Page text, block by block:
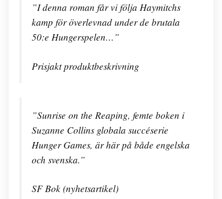
”I denna roman får vi följa Haymitchs
kamp för överlevnad under de brutala
50:e Hungerspelen…”
Prisjakt produktbeskrivning
”Sunrise on the Reaping, femte boken i
Suzanne Collins globala succéserie
Hunger Games, är här på både engelska
och svenska.”
SF Bok (nyhetsartikel)